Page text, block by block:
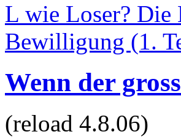
L wie Loser? Die
Bewilligung (1.
Wenn der
(reload 4.8.06)